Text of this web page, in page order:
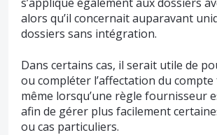
alors qu’il concernait auparavant
dossiers sans intégration.
Dans certains cas, il serait utile de
ou compléter l’affectation du
même lorsqu’une règle fournisseur
afin de gérer plus facilement
ou cas particuliers.